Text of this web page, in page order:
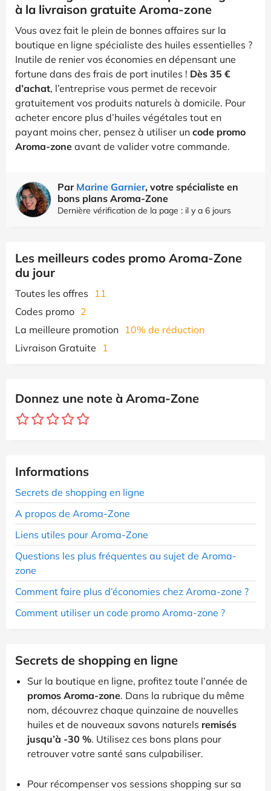
à la livraison gratuite Aroma-zone
Vous avez fait le plein de bonnes affaires sur la
boutique en ligne spécialiste des huiles essentielles ?
Inutile de renier vos économies en dépensant une
fortune dans des frais de port inutiles ! Dès 35 €
d’achat, l’entreprise vous permet de recevoir
gratuitement vos produits naturels à domicile. Pour
acheter encore plus d’huiles végétales tout en
payant moins cher, pensez à utiliser un code promo
Aroma-zone avant de valider votre commande.
Par Marine Garnier, votre spécialiste en
bons plans Aroma-Zone
Dernière vérification de la page : il y a 6 jours
Les meilleurs codes promo Aroma-Zone
du jour
Toutes les offres
11
Codes promo 2
La meilleure promotion 10% de réduction
Livraison Gratuite
1
Donnez une note à Aroma-Zone
Informations
Secrets de shopping en ligne
A propos de Aroma-Zone
Liens utiles pour Aroma-Zone
Questions les plus fréquentes au sujet de Aroma-
zone
Comment faire plus d’économies chez Aroma-zone ?
Comment utiliser un code promo Aroma-zone ?
Secrets de shopping en ligne
Sur la boutique en ligne, profitez toute l’année de
promos Aroma-zone. Dans la rubrique du même
nom, découvrez chaque quinzaine de nouvelles
huiles et de nouveaux savons naturels remisés
jusqu’à -30 %. Utilisez ces bons plans pour
retrouver votre santé sans culpabiliser.
Pour récompenser vos sessions shopping sur sa